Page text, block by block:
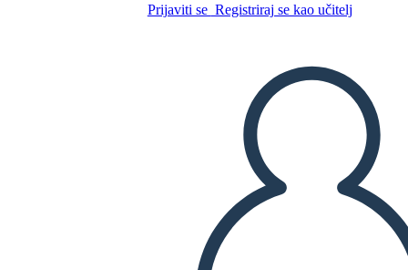
Prijaviti se Registriraj se kao učitelj
Kopirajte ovaj Storyboard
REPRODUCIRAJ DIJAPROJEKCIJU
ČITAJ MI